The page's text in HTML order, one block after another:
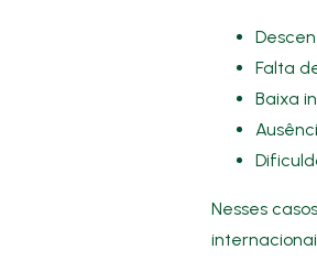
Falta
Baixa
Nesses